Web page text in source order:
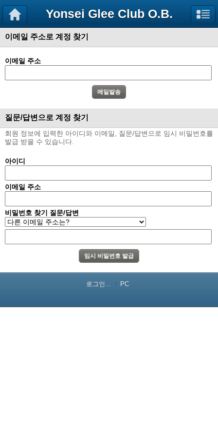
Yonsei Glee Club O.B.
이메일 주소로 계정 찾기
이메일 주소
질문/답변으로 계정 찾기
회원 정보에 입력한 아이디와 이메일, 질문/답변으로 임시 비밀번호를
발급 받을 수 있습니다.
아이디
이메일 주소
비밀번호 찾기 질문/답변
로그인... PC